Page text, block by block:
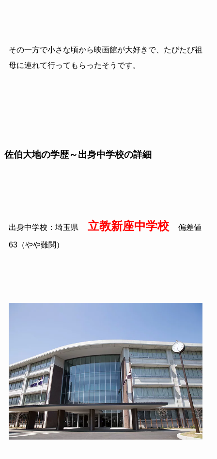
その一方で小さな頃から映画館が大好きで、たびたび祖
母に連れて行ってもらったそうです。
佐伯大地の学歴～出身中学校の詳細
出身中学校：埼玉県 立教新座中学校 偏差値
63（やや難関）